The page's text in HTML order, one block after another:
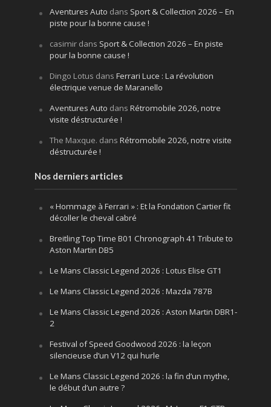
Aventures Auto dans Sport & Collection 2026 – En
piste pour la bonne cause !
casimirdans Sport & Collection 2026 – En piste
pour la bonne cause !
Dingo Lotus dans Ferrari Luce : La révolution
électrique venue de Maranello
Aventures Auto dans Rétromobile 2026, notre
visite déstructurée !
The Maxque. dans Rétromobile 2026, notre visite
déstructurée !
Nos derniers articles
« Hommage à Ferrari » : Et la Fondation Cartier fit
décoller le cheval cabré
Breitling Top Time B01 Chronograph 41 Tribute to
Aston Martin DB5
Le Mans Classic Legend 2026 : Lotus Elise GT1
Le Mans Classic Legend 2026 : Mazda 787B
Le Mans Classic Legend 2026 : Aston Martin DBR1-
2
Festival of Speed Goodwood 2026 : la leçon
silencieuse d’un V12 qui hurle
Le Mans Classic Legend 2026 : la fin d’un mythe,
le début d’un autre ?